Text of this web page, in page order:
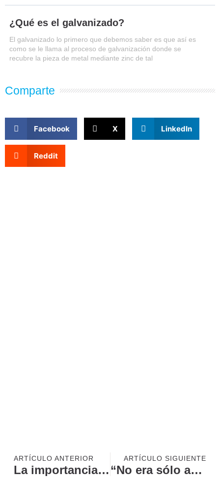
¿Qué es el galvanizado?
El galvanizado lo primero que debemos saber es que así es
como se le llama al proceso de galvanización donde se
recubre la pieza de metal mediante zinc de tal
Comparte
Facebook X LinkedIn
Reddit
ARTÍCULO ANTERIOR
La importancia de los recambios para Maquinaria en Hostelería
ARTÍCULO SIGUIENTE
“No era sólo ansiedad”; descubre cómo una buena valoración puede mejorar tu salud.